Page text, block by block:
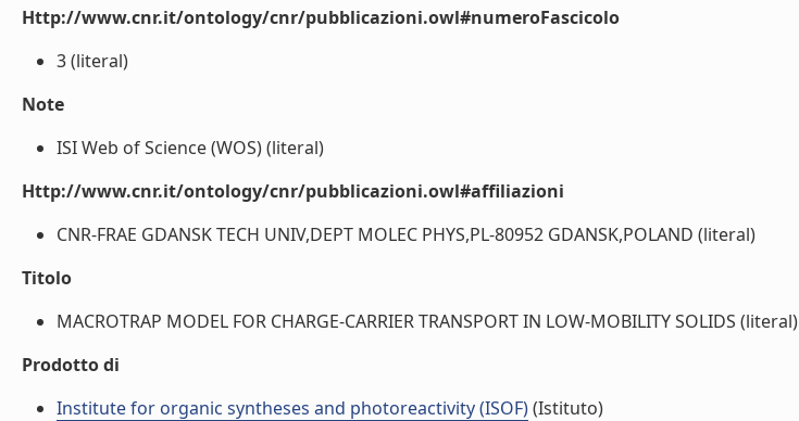
Http://www.cnr.it/ontology/cnr/pubblicazioni.owl#numeroFascicolo
3 (literal)
Note
ISI Web of Science (WOS) (literal)
Http://www.cnr.it/ontology/cnr/pubblicazioni.owl#affiliazioni
CNR-FRAE GDANSK TECH UNIV,DEPT MOLEC PHYS,PL-80952 GDANSK,POLAND (literal)
Titolo
MACROTRAP MODEL FOR CHARGE-CARRIER TRANSPORT IN LOW-MOBILITY SOLIDS (literal)
Prodotto di
Institute for organic syntheses and photoreactivity (ISOF)(Istituto)